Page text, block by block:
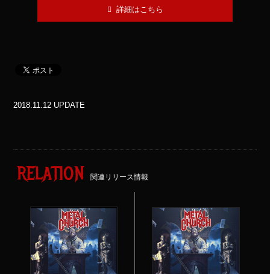
詳細はこちら
2018.11.12 UPDATE
RELATION 関連リリース情報